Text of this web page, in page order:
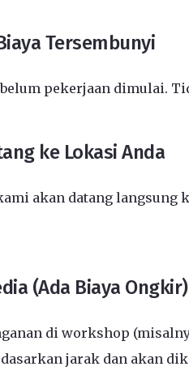
Tersembunyi
pekerjaan dimulai.
ke Lokasi Anda
akan datang langsung
(Ada Biaya Ongkir)
di workshop
jarak dan akan